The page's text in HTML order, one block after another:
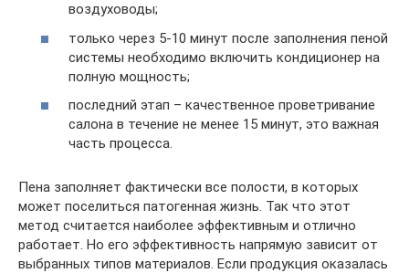
воздуховоды;
только через 5-10 минут после заполнения пеной
системы необходимо включить кондиционер на
полную мощность;
последний этап – качественное проветривание
салона в течение не менее 15 минут, это важная
часть процесса.
Пена заполняет фактически все полости, в которых
может поселиться патогенная жизнь. Так что этот
метод считается наиболее эффективным и отлично
работает. Но его эффективность напрямую зависит от
выбранных типов материалов. Если продукция оказалась